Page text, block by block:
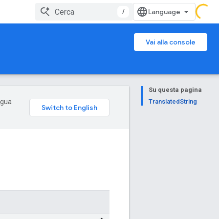
/
Vai alla console
Su questa pagina
TranslatedString